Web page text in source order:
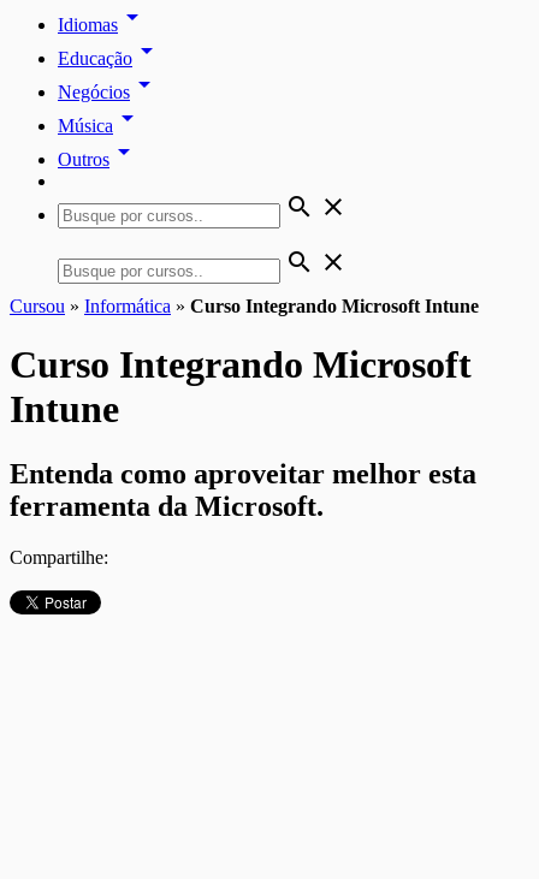
Idiomas arrow_drop_down
Educação arrow_drop_down
Negócios arrow_drop_down
Música arrow_drop_down
Outros arrow_drop_down
search close
search close
Cursou » Informática » Curso Integrando Microsoft Intune
Curso Integrando Microsoft
Intune
Entenda como aproveitar melhor esta
ferramenta da Microsoft.
Compartilhe: